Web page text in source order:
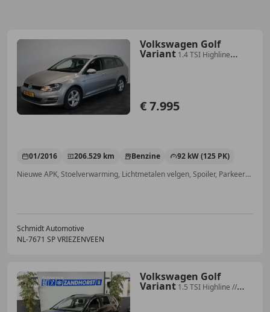
Volkswagen Golf
Variant 1.4 TSI Highline
€ 7.995
01/2016 206.529 km Benzine
92 kW (125 PK)
Nieuwe APK, Stoelverwarming, Lichtmetalen velgen, Spoiler, Parkeerhulp voor, Alarm, Parkeerhulp achter, Hill-Hold Control
Schmidt Automotive
NL-7671 SP VRIEZENVEEN
Volkswagen Golf
Variant 1.5 TSI Highline //